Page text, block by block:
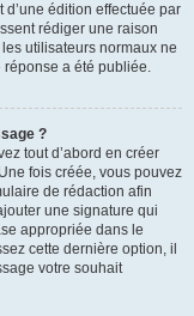
d’une édition effectuée par
rédiger une raison
utilisateurs normaux ne
a été publiée.
?
tout d’abord en créer
fois créée, vous pouvez
de rédaction afin
une signature qui
appropriée dans le
cette dernière option, il
votre souhait